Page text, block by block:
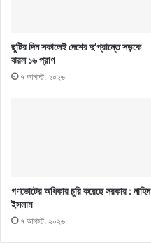
ছুটির দিন সকালেই দেশের দু’প্রান্তে সড়কে
ঝরল ১৬ প্রাণ
৭ আগস্ট, ২০২৬
গণভোটের অধিকার চুরি করেছে সরকার : নাহিদ
ইসলাম
৭ আগস্ট, ২০২৬